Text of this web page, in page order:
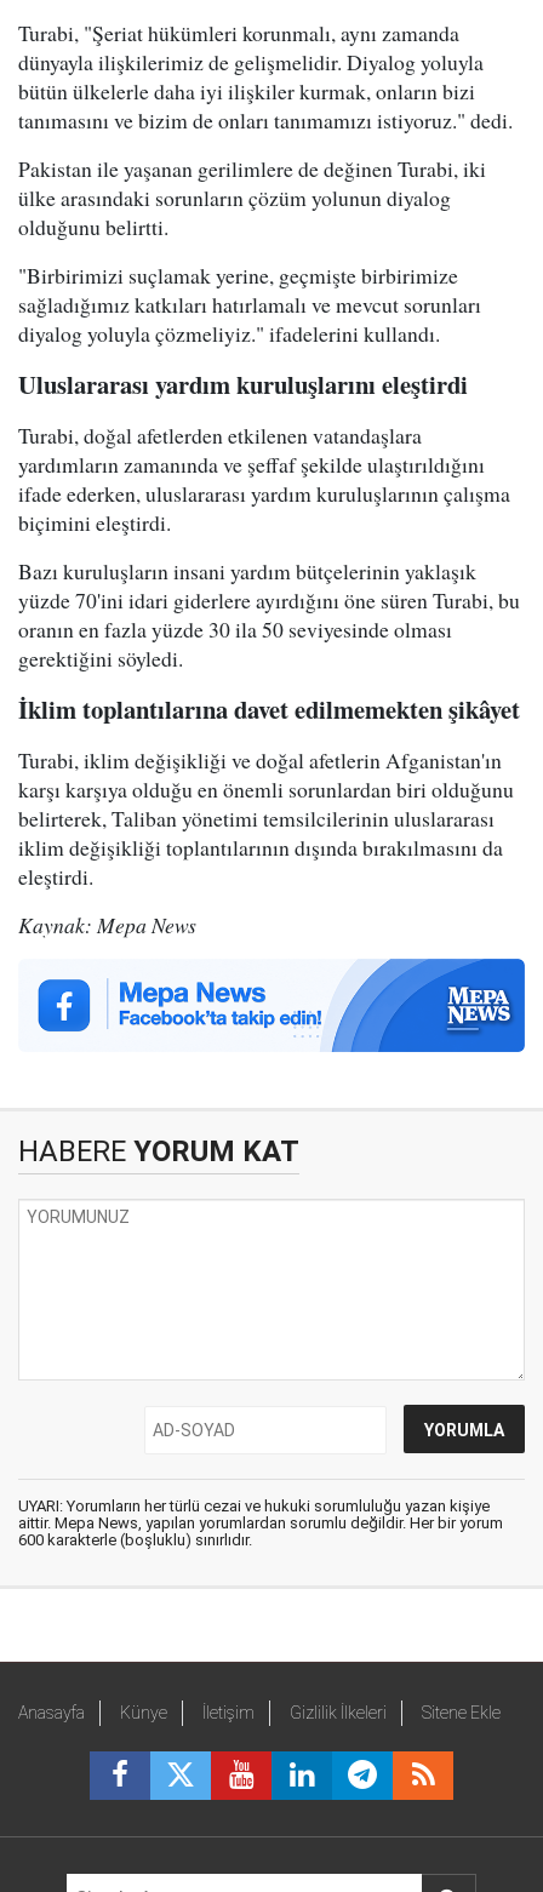
Turabi, "Şeriat hükümleri korunmalı, aynı zamanda
dünyayla ilişkilerimiz de gelişmelidir. Diyalog yoluyla
bütün ülkelerle daha iyi ilişkiler kurmak, onların bizi
tanımasını ve bizim de onları tanımamızı istiyoruz." dedi.
Pakistan ile yaşanan gerilimlere de değinen Turabi, iki
ülke arasındaki sorunların çözüm yolunun diyalog
olduğunu belirtti.
"Birbirimizi suçlamak yerine, geçmişte birbirimize
sağladığımız katkıları hatırlamalı ve mevcut sorunları
diyalog yoluyla çözmeliyiz." ifadelerini kullandı.
Uluslararası yardım kuruluşlarını eleştirdi
Turabi, doğal afetlerden etkilenen vatandaşlara
yardımların zamanında ve şeffaf şekilde ulaştırıldığını
ifade ederken, uluslararası yardım kuruluşlarının çalışma
biçimini eleştirdi.
Bazı kuruluşların insani yardım bütçelerinin yaklaşık
yüzde 70'ini idari giderlere ayırdığını öne süren Turabi, bu
oranın en fazla yüzde 30 ila 50 seviyesinde olması
gerektiğini söyledi.
İklim toplantılarına davet edilmemekten şikâyet
Turabi, iklim değişikliği ve doğal afetlerin Afganistan'ın
karşı karşıya olduğu en önemli sorunlardan biri olduğunu
belirterek, Taliban yönetimi temsilcilerinin uluslararası
iklim değişikliği toplantılarının dışında bırakılmasını da
eleştirdi.
Kaynak: Mepa News
HABERE YORUM KAT
UYARI: Yorumların her türlü cezai ve hukuki sorumluluğu yazan kişiye
aittir. Mepa News, yapılan yorumlardan sorumlu değildir. Her bir yorum
600 karakterle (boşluklu) sınırlıdır.
Anasayfa Künye İletişim Gizlilik İlkeleri Sitene Ekle